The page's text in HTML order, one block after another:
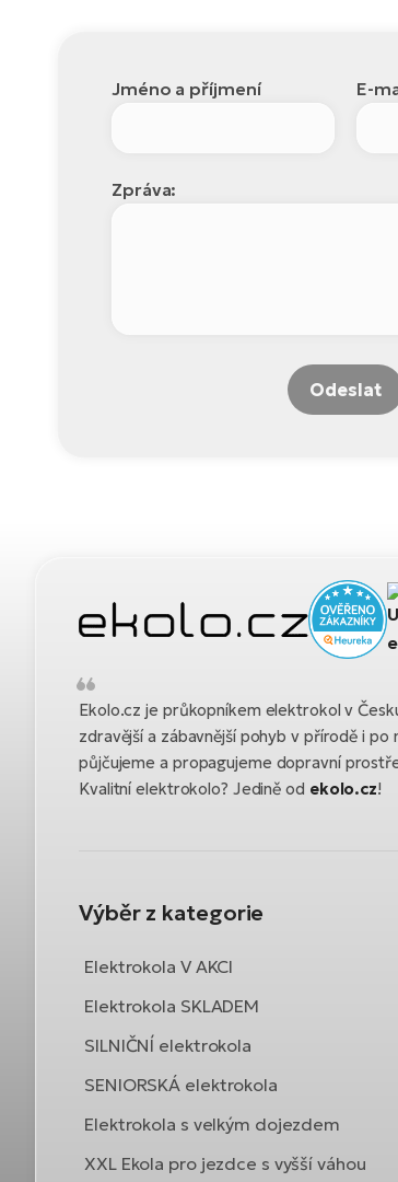
Jméno a příjmení E-
Zpráva:
Odeslat
Ekolo.cz je průkopníkem elektrokol v
zdravější a zábavnější pohyb v přírodě i
půjčujeme a propagujeme dopravní
Kvalitní elektrokolo? Jedině od ekolo.cz!
Výběr z kategorie
Elektrokola V AKCI
Elektrokola SKLADEM
SILNIČNÍ elektrokola
SENIORSKÁ elektrokola
Elektrokola s velkým dojezdem
XXL Ekola pro jezdce s vyšší váhou